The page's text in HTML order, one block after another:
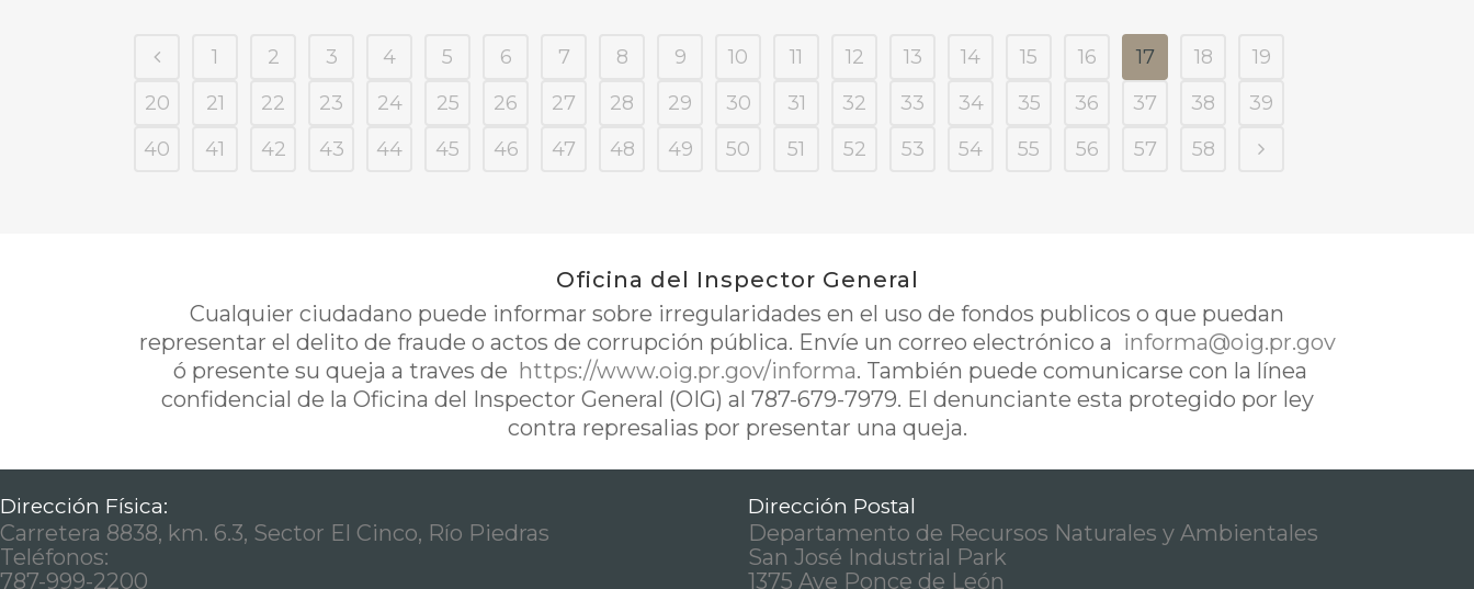
1 2 3 4 5 6 7 8 9 10 11 12 13 14 15 16 17 18
19
20
21 22 23 24 25 26 27 28 29 30 31 32 33 34 35 36 37 38
39
40
41 42 43 44 45 46 47 48 49 50 51 52 53 54 55 56 57 58
Oficina del Inspector General
Cualquier ciudadano puede informar sobre irregularidades en el uso de fondos publicos o que puedan
representar el delito de fraude o actos de corrupción pública. Envíe un correo electrónico a informa@oig.pr.gov
ó presente su queja a traves de https://www.oig.pr.gov/informa. También puede comunicarse con la línea
confidencial de la Oficina del Inspector General (OIG) al 787-679-7979. El denunciante esta protegido por ley
contra represalias por presentar una queja.
Dirección Física:
Carretera 8838, km. 6.3, Sector El Cinco, Río Piedras
Teléfonos:
787-999-2200
Dirección Postal
Departamento de Recursos Naturales y Ambientales
San José Industrial Park
1375 Ave Ponce de León